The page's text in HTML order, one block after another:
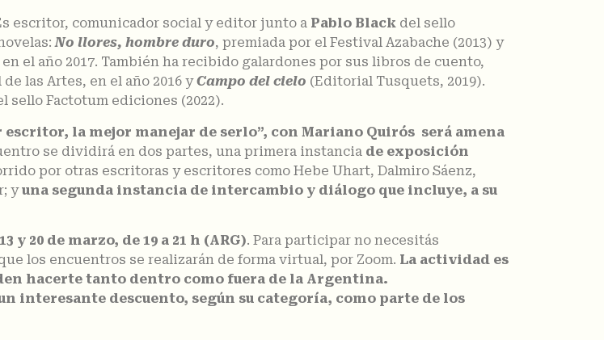
escritor, comunicador social y editor junto a Pablo Black del sello
No llores, hombre duro, premiada por el Festival Azabache (2013) y
el año 2017. También ha recibido galardones por sus libros de cuento,
las Artes, en el año 2016 yCampo del cielo (Editorial Tusquets, 2019).
sello Factotum ediciones (2022).
la mejor manejar de serlo”, con Mariano Quirós será amena
se dividirá en dos partes, una primera instancia de exposición
por otras escritoras y escritores como Hebe Uhart, Dalmiro Sáenz,
yuna segunda instancia de intercambio y diálogo que incluye, a su
20 de marzo, de 19 a 21 h (ARG). Para participar no necesitás
los encuentros se realizarán de forma virtual, por Zoom. La actividad es
hacerte tanto dentro como fuera de la Argentina.
interesante descuento, según su categoría, como parte de los